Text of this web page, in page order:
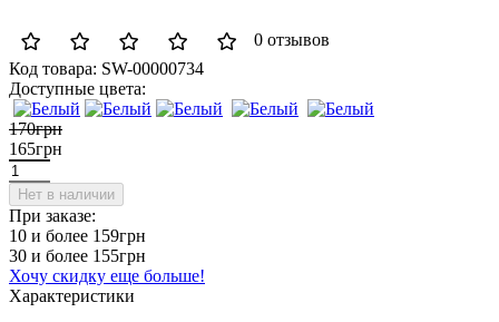
0 отзывов
Код товара: SW-00000734
Доступные цвета:
170грн
165грн
Нет в наличии
При заказе:
10 и более 159грн
30 и более 155грн
Хочу скидку еще больше!
Характеристики